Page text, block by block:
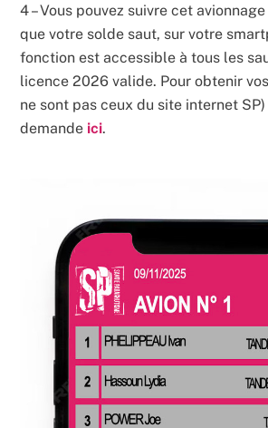
4 – Vous pouvez suivre cet
que votre solde saut, sur votre
fonction est accessible à tous les
licence 2026 valide. Pour obtenir
ne sont pas ceux du site internet
demande ici.